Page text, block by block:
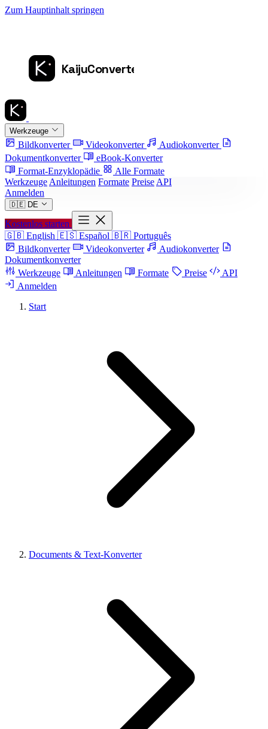
Zum Hauptinhalt springen
Werkzeuge
Bildkonverter Videokonverter
Audiokonverter
Dokumentkonverter
eBook-Konverter
Format-Enzyklopädie
Alle Formate
Werkzeuge Anleitungen Formate Preise API
Anmelden
🇩🇪 DE
Kostenlos starten
🇬🇧 English 🇪🇸 Español 🇧🇷 Português
Bildkonverter
Videokonverter
Audiokonverter
Dokumentkonverter
Werkzeuge
Anleitungen Formate Preise
API
Anmelden
Start
Documents & Text-Konverter